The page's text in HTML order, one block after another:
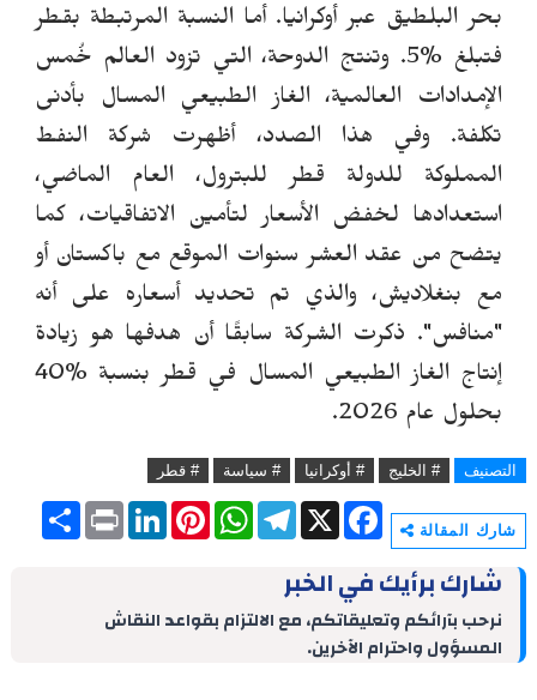
بحر البلطيق عبر أوكرانيا. أما النسبة المرتبطة بقطر
فتبلغ %5. وتنتج الدوحة، التي تزود العالم خُمس
الإمدادات العالمية، الغاز الطبيعي المسال بأدنى
تكلفة. وفي هذا الصدد، أظهرت شركة النفط
المملوكة للدولة قطر للبترول، العام الماضي،
استعدادها لخفض الأسعار لتأمين الاتفاقيات، كما
يتضح من عقد العشر سنوات الموقع مع باكستان أو
مع بنغلاديش، والذي تم تحديد أسعاره على أنه
"منافس". ذكرت الشركة سابقًا أن هدفها هو زيادة
إنتاج الغاز الطبيعي المسال في قطر بنسبة %40
بحلول عام 2026.
التصنيف # الخليج # أوكرانيا # سياسة # قطر
شارك المقالة
S
h
P
r
L
I
P
e
W
h
p
T
e
g
a
X
F
a
b
o
k
شارك برأيك في الخبر
نرحب بآرائكم وتعليقاتكم، مع الالتزام بقواعد النقاش
المسؤول واحترام الآخرين.